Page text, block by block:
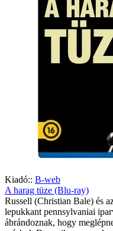
Kiadó:: B-web
A harag tüze (Blu-ray)
Russell (Christian Bale) és
lepukkant pennsylvaniai
ábrándoznak, hogy